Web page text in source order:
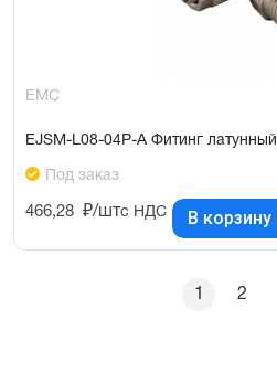
EMC
EJSM-L08-04P-A Фитинг латунный
Под заказ
466,28 ₽/штс НДС В корзину
1 2